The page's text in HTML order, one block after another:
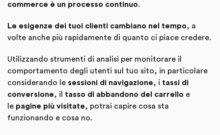
commerce è un processo continuo.
Le esigenze dei tuoi clienti cambiano nel tempo, a
volte anche più rapidamente di quanto ci piace credere.
Utilizzando strumenti di analisi per monitorare il
comportamento degli utenti sul tuo sito, in particolare
considerando le sessioni di navigazione, i tassi di
conversione, il tasso di abbandono del carrello e
le pagine più visitate, potrai capire cosa sta
funzionando e cosa no.